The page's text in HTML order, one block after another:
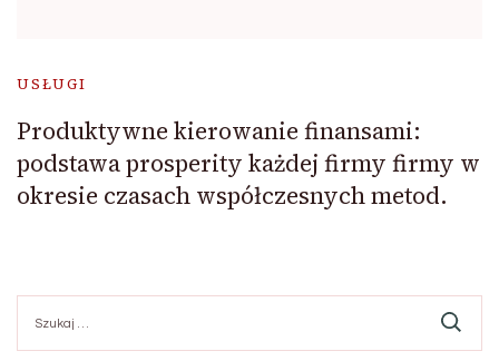
USŁUGI
Produktywne kierowanie finansami:
podstawa prosperity każdej firmy firmy w
okresie czasach współczesnych metod.